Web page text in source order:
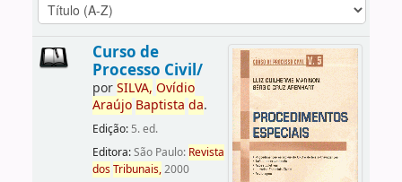
Curso de
Processo Civil/
porSILVA, Ovídio
Araújo Baptista da.
Edição: 5. ed.
Editora:São Paulo: Revista
dosTribunais,2000